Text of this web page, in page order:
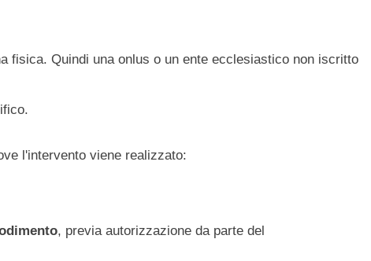
fisica. Quindi una onlus o un ente ecclesiastico non iscritto
l'intervento viene realizzato:
, previa autorizzazione da parte del